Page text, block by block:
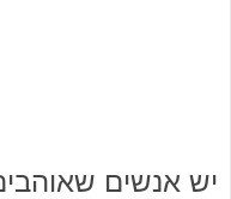
יש אנשים